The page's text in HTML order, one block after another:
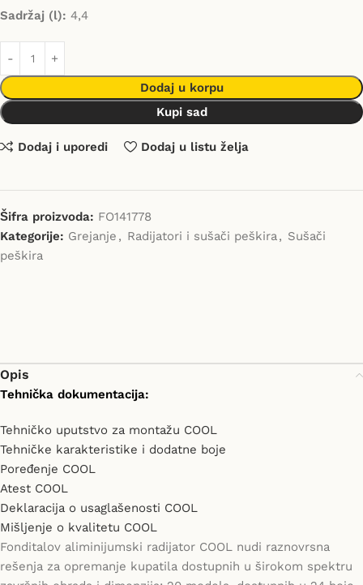
Sadržaj (l): 4,4
Dodaj u korpu
Kupi sad
Dodaj i uporedi Dodaj u listu želja
Šifra proizvoda: FO141778
Kategorije: Grejanje , Radijatori i sušači peškira, Sušači
peškira
Opis
Tehnička dokumentacija:
Tehničko uputstvo za montažu COOL
Tehničke karakteristike i dodatne boje
Poređenje COOL
Atest COOL
Deklaracija o usaglašenosti COOL
Mišljenje o kvalitetu COOL
Fonditalov aliminijumski radijator COOL nudi raznovrsna
rešenja za opremanje kupatila dostupnih u širokom spektru